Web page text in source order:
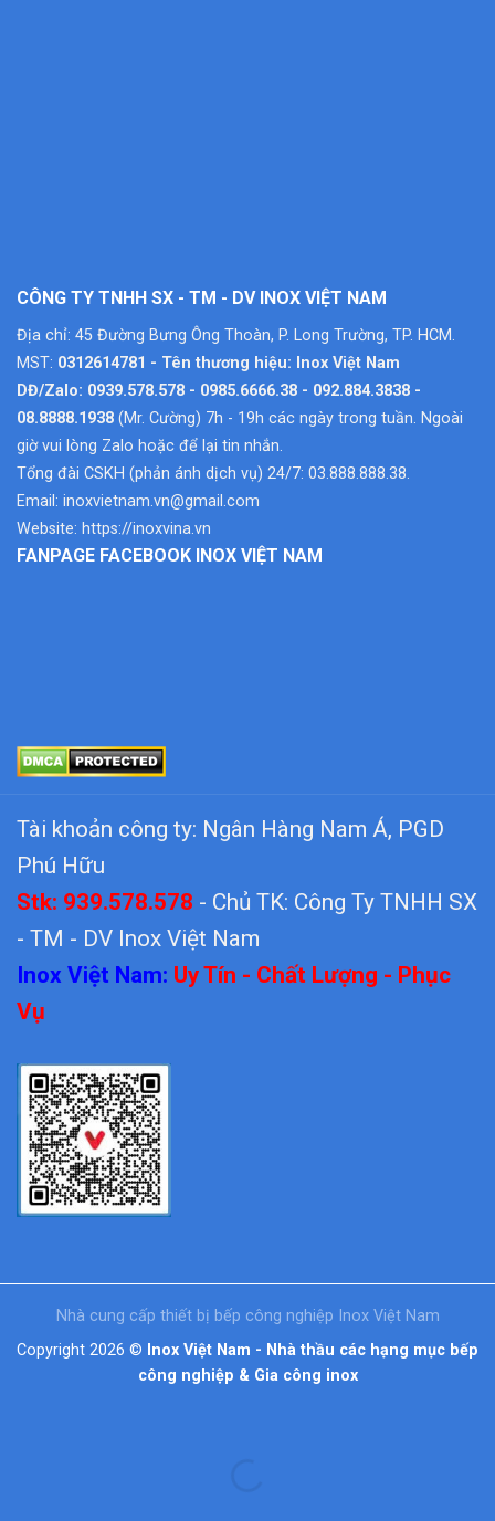
CÔNG TY TNHH SX - TM - DV INOX VIỆT NAM
Địa chỉ: 45 Đường Bưng Ông Thoàn, P. Long Trường, TP. HCM.
MST: 0312614781 - Tên thương hiệu: Inox Việt Nam
DĐ/Zalo: 0939.578.578 - 0985.6666.38 - 092.884.3838 -
08.8888.1938 (Mr. Cường) 7h - 19h các ngày trong tuần. Ngoài
giờ vui lòng Zalo hoặc để lại tin nhắn.
Tổng đài CSKH (phản ánh dịch vụ) 24/7: 03.888.888.38.
Email: inoxvietnam.vn@gmail.com
Website: https://inoxvina.vn
FANPAGE FACEBOOK INOX VIỆT NAM
Tài khoản công ty: Ngân Hàng Nam Á, PGD
Phú Hữu
Stk: 939.578.578 - Chủ TK: Công Ty TNHH SX
- TM - DV Inox Việt Nam
Inox Việt Nam: Uy Tín - Chất Lượng - Phục
Vụ
Nhà cung cấp thiết bị bếp công nghiệp Inox Việt Nam
Copyright 2026 © Inox Việt Nam - Nhà thầu các hạng mục bếp
công nghiệp & Gia công inox